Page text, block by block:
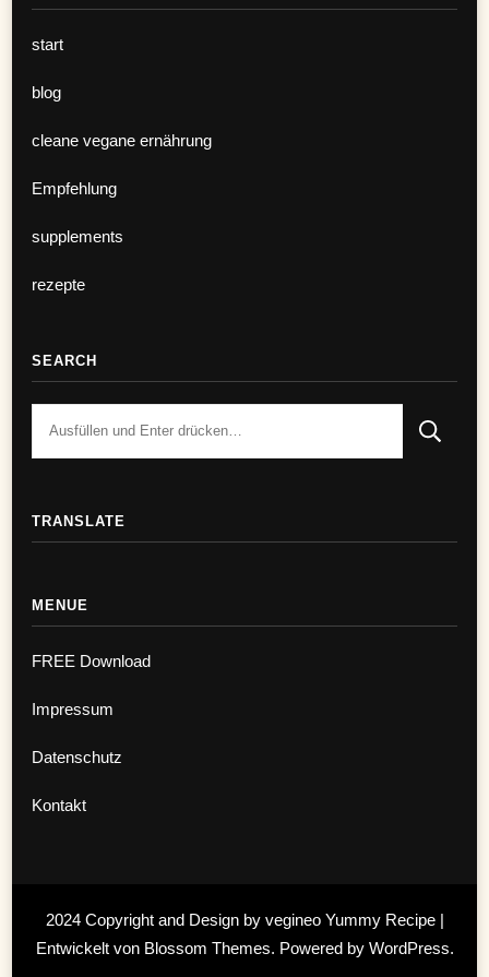
start
blog
cleane vegane ernährung
Empfehlung
supplements
rezepte
SEARCH
TRANSLATE
MENUE
FREE Download
Impressum
Datenschutz
Kontakt
2024 Copyright and Design by vegineo Yummy Recipe |
Entwickelt von Blossom Themes. Powered by WordPress.